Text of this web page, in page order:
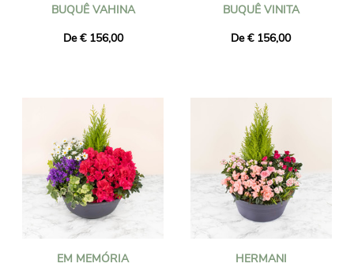
BUQUÊ VAHINA
De € 156,00
BUQUÊ VINITA
De € 156,00
EM MEMÓRIA
HERMANI